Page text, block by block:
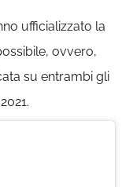
ufficializzato la
ovvero,
su entrambi gli